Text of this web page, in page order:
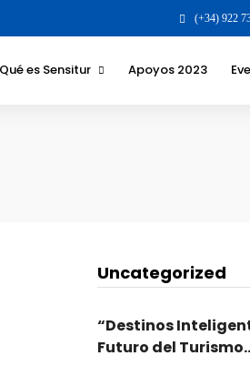
(+34) 922
Qué es Sensitur
Responsabilidad Social
Apoyos 2023
Uncategorized
“Destinos
Futuro del